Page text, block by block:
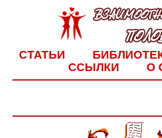
СТАТЬИ
ССЫЛКИ
О